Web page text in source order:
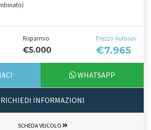
Risparmio
€5.000
Prezzo Autosas
€7.965
WHATSAPP
RICHIEDI INFORMAZIONI
SCHEDA VEICOLO